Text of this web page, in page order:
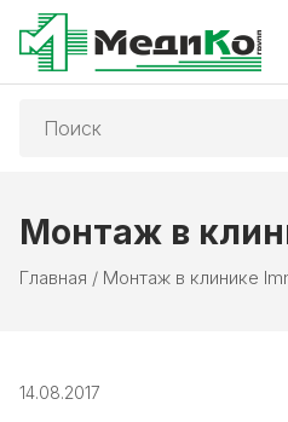
Монтаж в
Главная / Монтаж в клинике
14.08.2017